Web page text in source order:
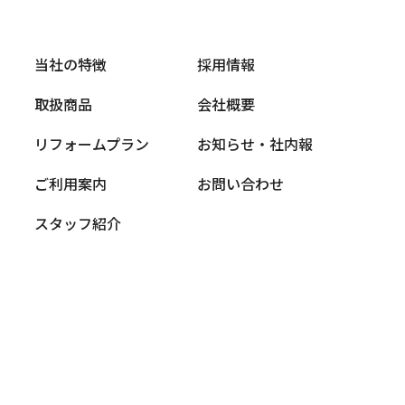
当社の特徴
取扱商品
リフォームプラン
ご利用案内
スタッフ紹介
採用情報
会社概要
お知らせ・社内報
お問い合わせ